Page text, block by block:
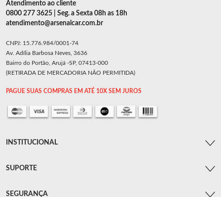
Atendimento ao cliente
0800 277 3625 | Seg. a Sexta 08h as 18h
atendimento@arsenalcar.com.br
CNPJ: 15.776.984/0001-74
Av. Adília Barbosa Neves, 3636
Bairro do Portão, Arujá -SP, 07413-000
(RETIRADA DE MERCADORIA NÃO PERMITIDA)
PAGUE SUAS COMPRAS EM ATÉ 10X SEM JUROS
INSTITUCIONAL
SUPORTE
SEGURANÇA